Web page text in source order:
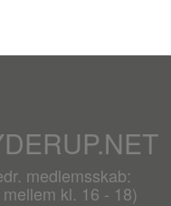
medlemsskab:
kl. 16 - 18)